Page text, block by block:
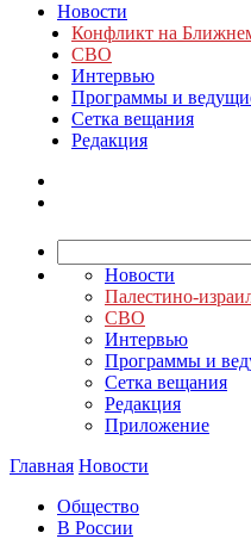
Новости
Конфликт на
СВО
Интервью
Программы и
Сетка вещания
Редакция
Новости
Палестино-
СВО
Интервью
Программы и
Сетка вещания
Редакция
Приложение
Главная Новости
Общество
В России